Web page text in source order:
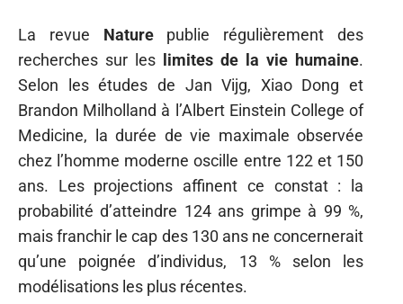
La revue Naturepublie régulièrement des
recherches sur les
limites de la vie humaine.
Selon les études de Jan Vijg, Xiao Dong et
Brandon Milholland à l’Albert Einstein College of
Medicine, la durée de vie maximale observée
chez l’homme moderne oscille entre 122 et 150
ans. Les projections affinent ce constat : la
probabilité d’atteindre 124 ans grimpe à 99 %,
mais franchir le cap des 130 ans ne concernerait
qu’une poignée d’individus, 13 % selon les
modélisations les plus récentes.